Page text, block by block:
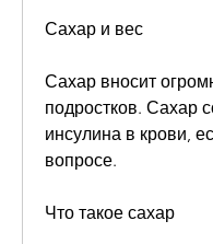
Сахар и вес
Сахар вносит
подростков. Сахар
инсулина в крови,
вопросе.
Что такое сахар